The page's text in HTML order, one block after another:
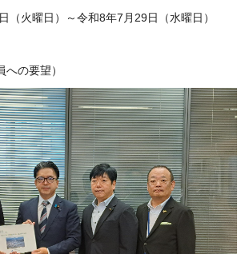
（火曜日）～令和8年7月29日（水曜日）
への要望）